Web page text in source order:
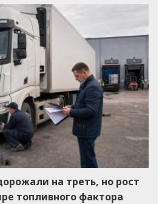
на треть, но рост
топливного фактора